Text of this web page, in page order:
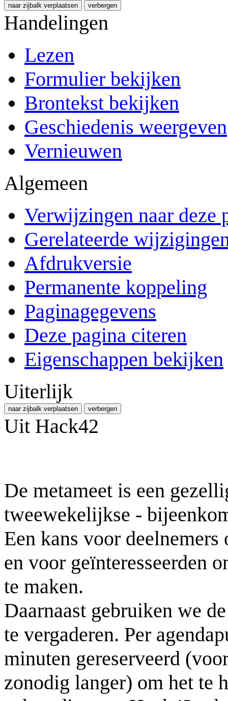
naar zijbalk verplaatsen verbergen
Handelingen
Lezen
Formulier bekijken
Brontekst bekijken
Geschiedenis weergeven
Vernieuwen
Algemeen
Verwijzingen naar deze
Gerelateerde
Afdrukversie
Permanente koppeling
Paginagegevens
Deze pagina citeren
Eigenschappen bekijken
Uiterlijk
naar zijbalk verplaatsen verbergen
Uit Hack42
De metameet is een
tweewekelijkse -
Een kans voor
en voor geïnteresseerden
te maken.
Daarnaast gebruiken we
te vergaderen. Per
minuten gereserveerd
zonodig langer) om het te